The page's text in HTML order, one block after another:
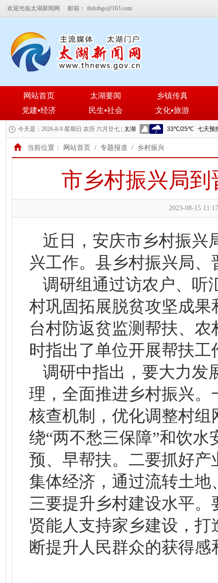
欢迎光临太湖新闻网 邮箱： thdstbgs@163.com
网站首页 太湖要闻
乡镇传真
党建▪经济
民生▪社会 文化▪旅游
今天是：2026-8-9 星期日 农历 六月廿七 |
当前位置： 网站首页 / 专题报道 / 乡村振兴
市乡村振兴局
2023-08-15
近日，安庆市乡村振兴
兴工作。县乡村振兴局
调研组通过访农户、听
村巩固拓展脱贫攻坚成
台村防返贫监测帮扶、
时指出了单位开展帮扶
调研中指出，要大力发
理，全面推进乡村振兴
核查机制，优化调整村
绕“两不愁三保障”和饮
预、早帮扶。二要抓好
集体经济，通过流转土
三要提升乡村建设水平
贤能人支持家乡建设，
断提升人民群众的获得